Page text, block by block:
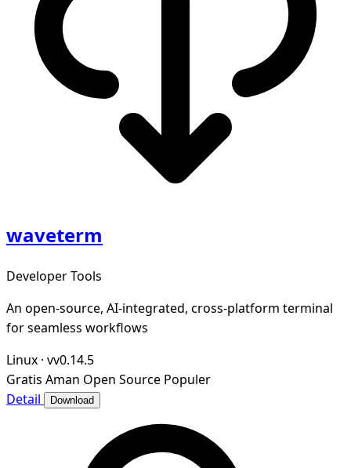
waveterm
Developer Tools
An open-source, AI-integrated, cross-platform terminal
for seamless workflows
Linux · vv0.14.5
Gratis Aman Open Source Populer
Detail
Download